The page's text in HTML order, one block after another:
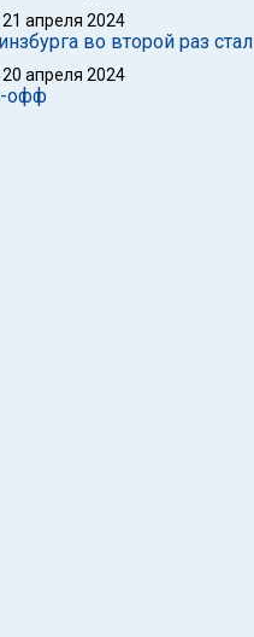
21 апреля 2024
во второй раз
20 апреля 2024
офф